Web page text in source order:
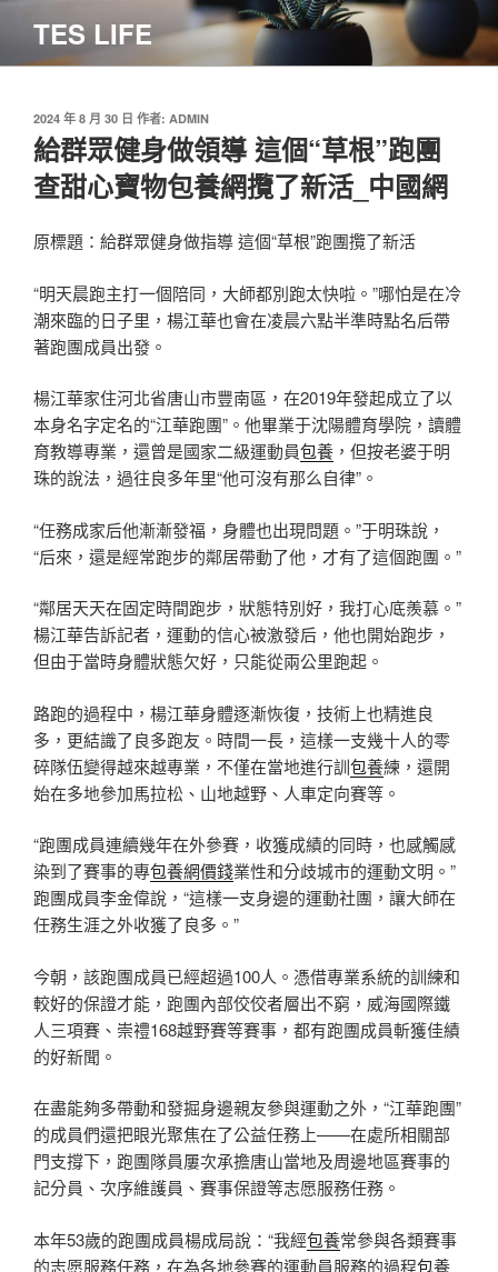
主
TES LIFE
發
佈
於
2024 年 8 月 30 日 作者: ADMIN
給群眾健身做領導 這個“草根”跑團
查甜心寶物包養網攬了新活_中國網
原標題：給群眾健身做指導 這個“草根”跑團攬了新活
“明天晨跑主打一個陪同，大師都別跑太快啦。”哪怕是在冷
潮來臨的日子里，楊江華也會在凌晨六點半準時點名后帶
著跑團成員出發。
楊江華家住河北省唐山市豐南區，在2019年發起成立了以
本身名字定名的“江華跑團”。他畢業于沈陽體育學院，讀體
育教導專業，還曾是國家二級運動員包養 ，但按老婆于明
珠的說法，過往良多年里“他可沒有那么自律”。
“任務成家后他漸漸發福，身體也出現問題。”于明珠說，
“后來，還是經常跑步的鄰居帶動了他，才有了這個跑團。”
“鄰居天天在固定時間跑步，狀態特別好，我打心底羨慕。”
楊江華告訴記者，運動的信心被激發后，他也開始跑步，
但由于當時身體狀態欠好，只能從兩公里跑起。
路跑的過程中，楊江華身體逐漸恢復，技術上也精進良
多，更結識了良多跑友。時間一長，這樣一支幾十人的零
碎隊伍變得越來越專業，不僅在當地進行訓包養練，還開
始在多地參加馬拉松、山地越野、人車定向賽等。
“跑團成員連續幾年在外參賽，收獲成績的同時，也感觸感
染到了賽事的專包養網價錢業性和分歧城市的運動文明。”
跑團成員李金偉說，“這樣一支身邊的運動社團，讓大師在
任務生涯之外收獲了良多。”
今朝，該跑團成員已經超過100人。憑借專業系統的訓練和
較好的保證才能，跑團內部佼佼者層出不窮，威海國際鐵
人三項賽、崇禮168越野賽等賽事，都有跑團成員斬獲佳績
的好新聞。
在盡能夠多帶動和發掘身邊親友參與運動之外，“江華跑團”
的成員們還把眼光聚焦在了公益任務上——在處所相關部
門支撐下，跑團隊員屢次承擔唐山當地及周邊地區賽事的
記分員、次序維護員、賽事保證等志愿服務任務。
本年53歲的跑團成員楊成局說：“我經包養常參與各類賽事
的志愿服務任務，在為各地參賽的運動員服務的過程包養